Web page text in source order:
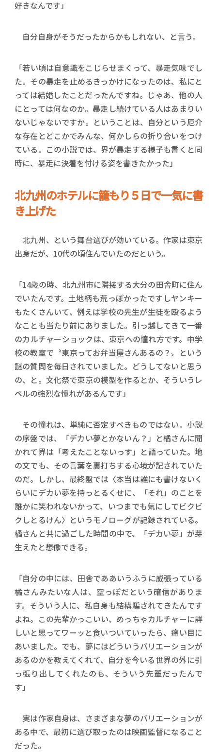
好きなんです」
自分自身がそうだったからかもしれない、と言う。
「若い頃は自意識をこじらせまくって、暴走気味でし
た。その暴走を止めるきっかけになったのは、私にと
っては結婚したことだったんですね。じゃあ、他の人
にとっては何なのか。暴走し続けている人はあまりい
ないじゃないですか。ということは、自分という厄介
な存在とどこかでみんな、何かしらの折り合いをつけ
ている。この小説では、界が暴走する様子も書くと同
時に、暴走に決着を付ける姿を書きたかった」
北九州のホテルに籠もり５日で一気に書
き上げた
北九州、という舞台選びが効いている。作家は東京
出身だが、10代の頃住んでいたのだという。
「14歳の時、北九州市に隣接する大分の田舎町に住ん
でいたんです。土地柄も荒っぽかったですしヤンキー
もたくさんいて、例えば学校の先生が生徒を殴るよう
なことも当たり前にありました。引っ越してきて一番
のカルチャーショックは、東京への憧れ方です。中学
校の教室で〝東京ってお弁当屋さんあるの？〟という
謎の質問を毎日されていました。どうしてないと思う
の、と。文化祭で東京の模型を作るとか、そういうレ
ベルの強烈な憧れがあるんです」
その憧れは、単純に否定すべきものではない。小説
の序盤では、「デカい夢とかないん？」と橘さんに聞
かれて界は「考えたことないっす」と語っていた。地
の文でも、その言葉を裏打ちする心境が記されていた
のだ。しかし、最終盤では〈本当は誰にも書けないく
らいにデカい夢を持っとるくせに、「それ」のことを
誰かに笑われないかって、いつまでも気にしてビクビ
クしとるけん〉というモノローグが記録されている。
橘さんと共に過ごした時間の中で、「デカい夢」が芽
生えたと想像できる。
「自分の中には、田舎でああいうふうに威張っている
橘さんみたいな人は、空っぽだという確信がありま
す。そういう人に、私自身も結構騙されてきたんです
よね。この先輩かっこいい、めっちゃカルチャーに詳
しいと思ってワーッと食いついていったら、痛い目に
あいました。でも、夢にはどういうバリエーションが
あるのかを教えてくれて、自分を今いる世界の外に引
っ張り出してくれたのも、そういう先輩だったんで
す」
実は作家自身は、さまざまな夢のバリエーションが
ある中で、最初に選び取ったのは映画監督になること
だった。